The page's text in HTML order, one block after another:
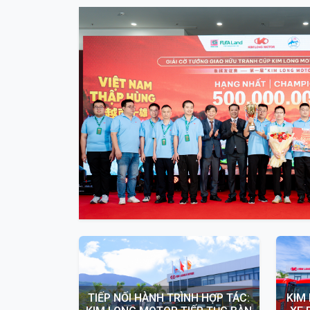
TIẾP NỐI HÀNH TRÌNH HỢP TÁC:
KIM